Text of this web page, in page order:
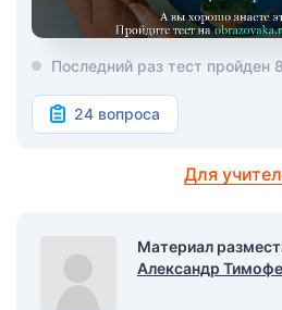
Последний раз тест пройден
24 вопроса
Для
Материал
Александр